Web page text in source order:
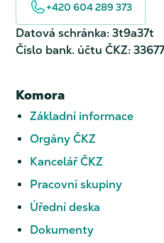
+420 604 289 373
Datová schránka: 3t9a37t
Číslo bank. účtu ČKZ:
Komora
Základní informace
Orgány ČKZ
Kancelář ČKZ
Pracovní skupiny
Úřední deska
Dokumenty